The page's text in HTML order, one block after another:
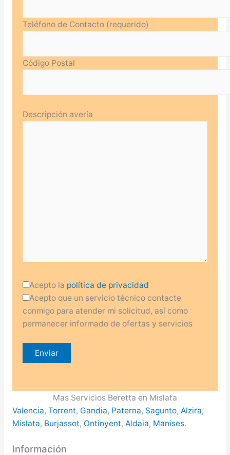
Teléfono de Contacto (requerido)
Código Postal
Descripción avería
Acepto la política de privacidad
Acepto que un servicio técnico contacte
conmigo para atender mi solicitud, así como
permanecer informado de ofertas y servicios
Mas Servicios Beretta en Mislata
Valencia, Torrent, Gandia, Paterna, Sagunto, Alzira,
Mislata, Burjassot, Ontinyent, Aldaia, Manises.
Información